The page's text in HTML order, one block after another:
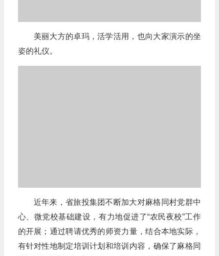
美丽大方的卓玛，活学活用，也向大家演示的坐
姿的礼仪。
近年来，省旅投集团不断加大对麻格同村党群中
心、微党校基础建设，有力地促进了“农民夜校”工作
的开展；通过聘请优秀的师资力量，结合本地实际，
有针对性地制定培训计划和培训内容，确保了麻格同